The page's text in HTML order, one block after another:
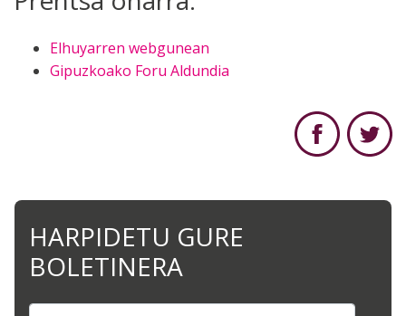
Elhuyarren webgunean
Gipuzkoako Foru Aldundia
HARPIDETU GURE
BOLETINERA